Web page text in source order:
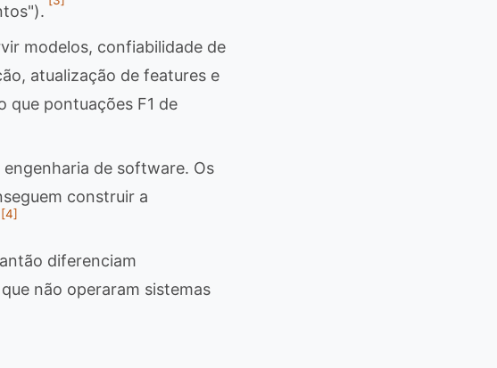
modelos, confiabilidade de
atualização de features e
que pontuações F1 de
de software. Os
construir a
[4]
diferenciam
não operaram sistemas